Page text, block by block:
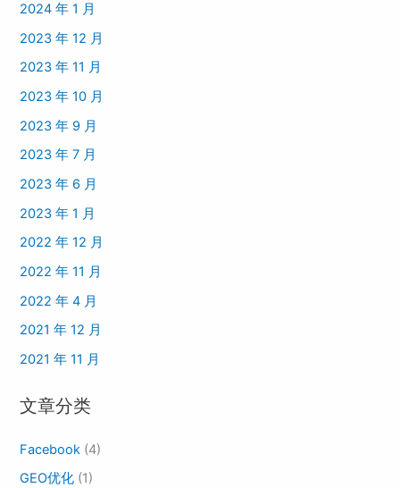
2024 年 1 月
2023 年 12 月
2023 年 11 月
2023 年 10 月
2023 年 9 月
2023 年 7 月
2023 年 6 月
2023 年 1 月
2022 年 12 月
2022 年 11 月
2022 年 4 月
2021 年 12 月
2021 年 11 月
文章分类
Facebook (4)
GEO优化 (1)